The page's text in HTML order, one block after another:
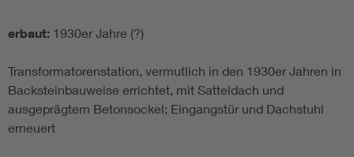
erbaut: 1930er Jahre (?)
Transformatorenstation, vermutlich in den 1930er Jahren in
Backsteinbauweise errichtet, mit Satteldach und
ausgeprägtem Betonsockel; Eingangstür und Dachstuhl
erneuert